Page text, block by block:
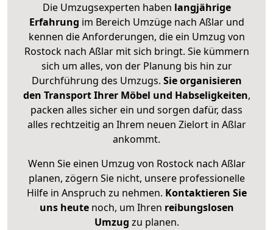
Die Umzugsexperten haben langjährige
Erfahrung im Bereich Umzüge nach Aßlar und
kennen die Anforderungen, die ein Umzug von
Rostock nach Aßlar mit sich bringt. Sie kümmern
sich um alles, von der Planung bis hin zur
Durchführung des Umzugs. Sie organisieren
den Transport Ihrer Möbel und Habseligkeiten,
packen alles sicher ein und sorgen dafür, dass
alles rechtzeitig an Ihrem neuen Zielort in Aßlar
ankommt.
Wenn Sie einen Umzug von Rostock nach Aßlar
planen, zögern Sie nicht, unsere professionelle
Hilfe in Anspruch zu nehmen. Kontaktieren Sie
uns heutenoch, um Ihren reibungslosen
Umzug zu planen.